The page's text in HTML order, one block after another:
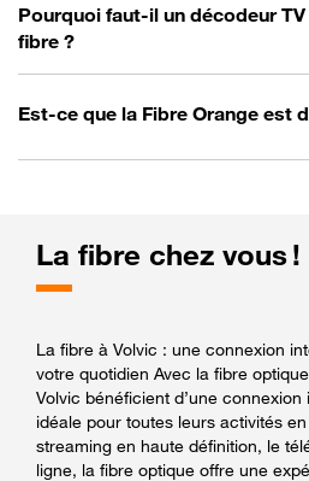
Pourquoi faut-il un décodeur
fibre ?
Est-ce que la Fibre Orange est
La fibre chez vous !
La fibre à Volvic : une connexion
votre quotidien Avec la fibre
Volvic bénéficient d’une
idéale pour toutes leurs activités
streaming en haute définition, le
ligne, la fibre optique offre une